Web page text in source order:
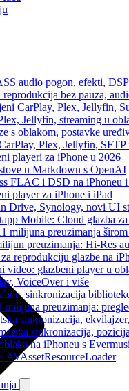
audio pogon, efekti,
bez pauza,
CarPlay, Plex, Jellyfin,
Jellyfin, streaming u
s oblakom, postavke
Plex, Jellyfin,
playeri za iPhone u 2026
u Markdown s OpenAI
FLAC i DSD na iPhoneu
player za iPhone i iPad
Drive, Synology, novi UI
Mobile: Cloud glazba
milijuna preuzimanja
preuzimanja: Hi-Res
reprodukciju glazbe na
video: glazbeni player u
VoiceOver i više
sinkronizacija
milijuna preuzimanja:
sinkronizacija,
sinkronizacija,
na iPhoneu s
AVAssetResourceLoader